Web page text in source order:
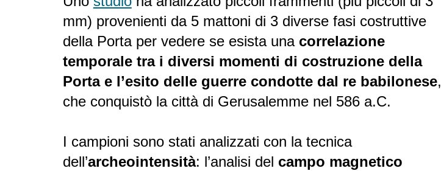
mm) provenienti da 5 mattoni di 3 diverse fasi costruttive
della Porta per vedere se esista una correlazione
temporale tra i diversi momenti di costruzione della
Porta e l’esito delle guerre condotte dal re babilonese,
che conquistò la città di Gerusalemme nel 586 a.C.
I campioni sono stati analizzati con la tecnica
dell’archeointensità: l’analisi del campo magnetico